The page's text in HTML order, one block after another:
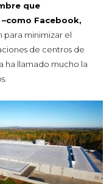
que
Facebook,
para minimizar el
de centros de
ha llamado mucho la